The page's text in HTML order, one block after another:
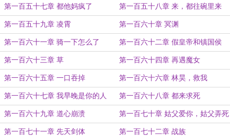
信
第一百五十七章 都他妈疯了 第一百五十八章 来，都往碗里来
第一百五十九章 凌霄 第一百六十章 冥渊
第一百六十一章 骑一下怎么了 第一百六十二章 假皇帝和镇国侯
第一百六十三章 草 第一百六十四章 再遇魔女
第一百六十五章 一口吞掉 第一百六十六章 林昊，救我
第一百六十七章 我早晚是你的人 第一百六十八章 都来求死
第一百六十九章 道心崩溃 第一百七十章 姑父爱你，姑父弄死
你
第一百七十一章 先天剑体 第一百七十二章 战族